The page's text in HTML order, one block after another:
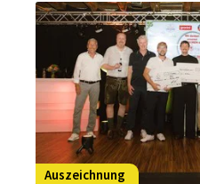
Auszeichnung